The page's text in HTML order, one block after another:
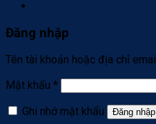
Đăng nhập
Tên tài khoản hoặc địa chỉ email
Mật khẩu *
Ghi nhớ mật khẩu
Đăng nhập